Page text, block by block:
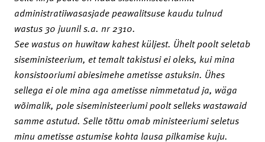
administratiiwasasjade peawalitsuse kaudu tulnud
wastus 30 juunil s.a. nr 2310.
See wastus on huwitaw kahest küljest. Ühelt poolt seletab
siseministeerium, et temalt takistusi ei oleks, kui mina
konsistooriumi abiesimehe ametisse astuksin. Ühes
sellega ei ole mina aga ametisse nimmetatud ja, wäga
wõimalik, pole siseministeeriumi poolt selleks wastawaid
samme astutud. Selle tõttu omab ministeeriumi seletus
minu ametisse astumise kohta lausa pilkamise kuju.